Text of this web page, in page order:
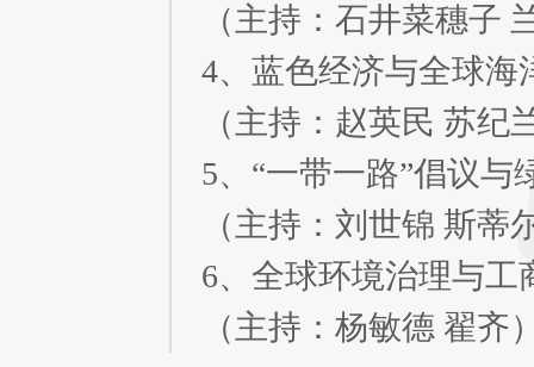
（主持：石井菜穗子
4、蓝色经济与全球海
（主持：赵英民 苏纪
5、“一带一路”倡议与
（主持：刘世锦 斯蒂
6、全球环境治理与工
（主持：杨敏德 翟齐